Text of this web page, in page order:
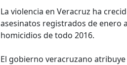
La violencia en Veracruz ha
asesinatos registrados de enero
homicidios de todo 2016.
El gobierno veracruzano